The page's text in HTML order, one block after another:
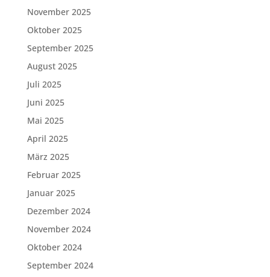
November 2025
Oktober 2025
September 2025
August 2025
Juli 2025
Juni 2025
Mai 2025
April 2025
März 2025
Februar 2025
Januar 2025
Dezember 2024
November 2024
Oktober 2024
September 2024